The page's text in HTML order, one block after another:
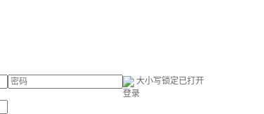
大小写锁定已打开
登录